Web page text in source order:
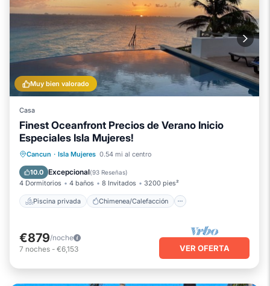
Muy bien valorado
Casa
Finest Oceanfront Precios de Verano Inicio
Especiales Isla Mujeres!
Cancun · Isla Mujeres 0.54 mi al centro
10.0 Excepcional(93 Reseñas)
4 Dormitorios 4 baños 8 Invitados 3200 pies²
Piscina privada Chimenea/Calefacción
Piscina privada
Chimenea/Calefacción
Piscina
Balcón/Terraza
€879/noche
7 noches - €6,153 VER OFERTA